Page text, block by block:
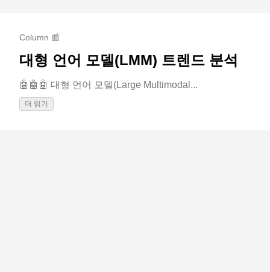
Column 📰
대형 언어 모델(LMM) 트렌드 분석
🤖🤖🤖 대형 언어 모델(Large Multimodal...
더 읽기